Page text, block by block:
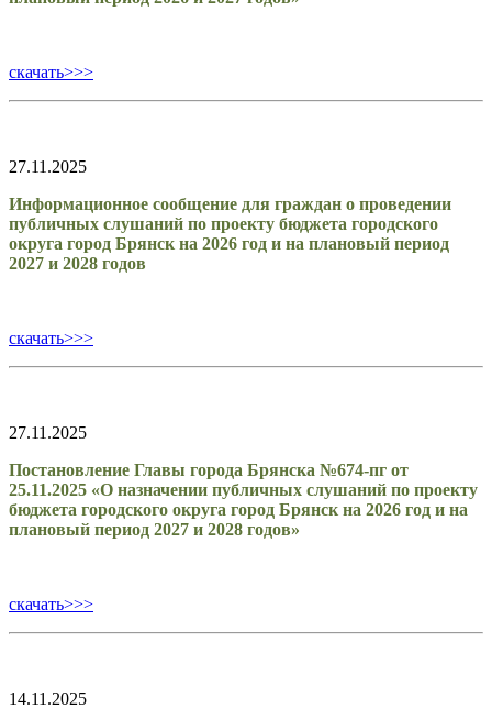
скачать>>>
27.11.2025
Информационное сообщение для граждан о проведении
публичных слушаний по проекту бюджета городского
округа город Брянск на 2026 год и на плановый период
2027 и 2028 годов
скачать>>>
27.11.2025
Постановление Главы города Брянска №674-пг от
25.11.2025 «О назначении публичных слушаний по проекту
бюджета городского округа город Брянск на 2026 год и на
плановый период 2027 и 2028 годов»
скачать>>>
14.11.2025